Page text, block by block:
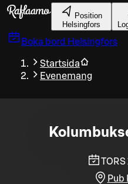
Gå till huvudinnehållet
Position
Helsingfors
Boka bord Helsingfors
Startsida
Evenemang
Pub